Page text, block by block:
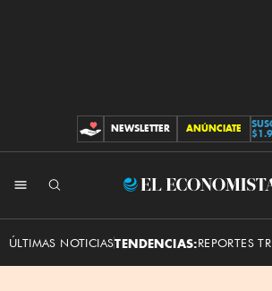
CONTRIBUCIONES
NEWSLETTER ANÚNCIATE
El
ÚLTIMAS NOTICIASTENDENCIAS:REPORTES